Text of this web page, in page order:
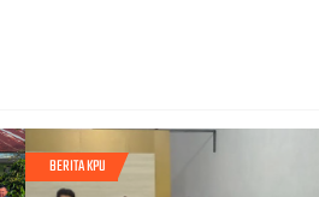
BERITA KPU